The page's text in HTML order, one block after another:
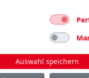
werden
damit einverstanden
Auswahl speichern